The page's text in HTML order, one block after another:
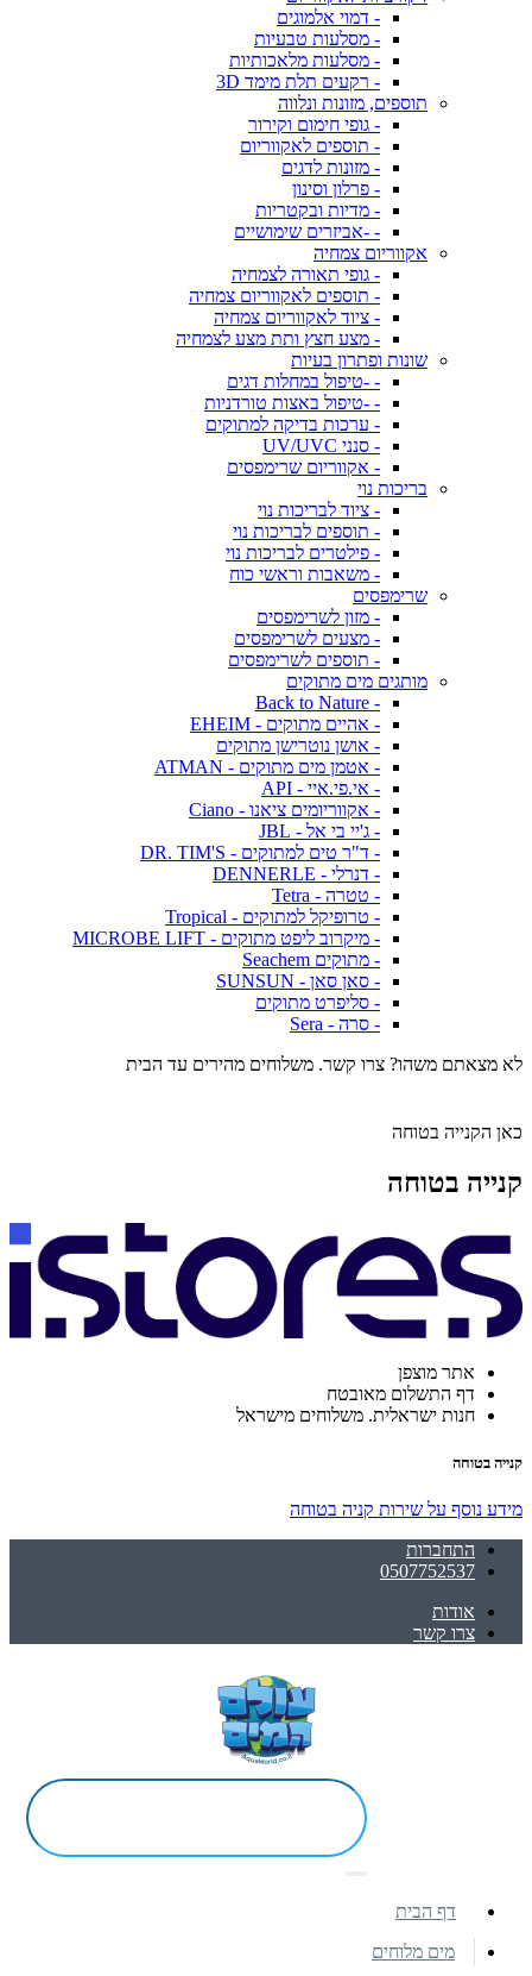
- דמוי אלמוגים
- מסלעות טבעיות
- מסלעות מלאכותיות
- רקעים תלת מימד 3D
תוספים, מזונות ונלווה
- גופי חימום וקירור
- תוספים לאקווריום
- מזונות לדגים
- פרלון וסינון
- מדיות ובקטריות
- -אביזרים שימושיים
אקווריום צמחיה
- גופי תאורה לצמחיה
- תוספים לאקווריום צמחיה
- ציוד לאקווריום צמחיה
- מצע חצץ ותת מצע לצמחיה
שונות ופתרון בעיות
- -טיפול במחלות דגים
- -טיפול באצות טורדניות
- ערכות בדיקה למתוקים
- סנני UV/UVC
- אקווריום שרימפסים
בריכות נוי
- ציוד לבריכות נוי
- תוספים לבריכות נוי
- פילטרים לבריכות נוי
- משאבות וראשי כוח
שרימפסים
- מזון לשרימפסים
- מצעים לשרימפסים
- תוספים לשרימפסים
מותגים מים מתוקים
- Back to Nature
- אהיים מתוקים - EHEIM
- אושן נוטרישן מתוקים
- אטמן מים מתוקים - ATMAN
- אי.פי.איי - API
- אקווריומים ציאנו - Ciano
- ג'יי בי אל - JBL
- ד"ר טים למתוקים - DR. TIM'S
- דנרלי - DENNERLE
- טטרה - Tetra
- טרופיקל למתוקים - Tropical
- מיקרוב ליפט מתוקים - MICROBE LIFT
- מתוקים Seachem
- סאן סאן - SUNSUN
- סליפרט מתוקים
- סרה - Sera
לא מצאתם משהו? צרו קשר. משלוחים מהירים עד הבית
כאן הקנייה בטוחה
קנייה בטוחה
אתר מוצפן
דף התשלום מאובטח
חנות ישראלית. משלוחים מישראל
קנייה בטוחה
מידע נוסף על שירות קניה בטוחה
התחברות
0507752537
אודות
צרו קשר
דף הבית
מים מלוחים